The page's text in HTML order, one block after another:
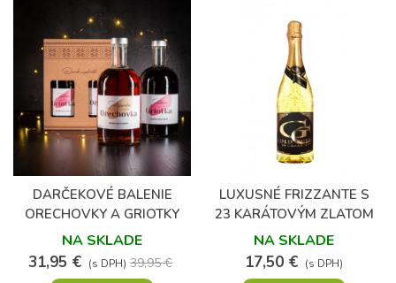
DARČEKOVÉ BALENIE
ORECHOVKY A GRIOTKY
NA SKLADE
31,95 € (s DPH) 39,95 €
LUXUSNÉ FRIZZANTE S
23 KARÁTOVÝM ZLATOM
0,75 L
NA SKLADE
17,50 € (s DPH)